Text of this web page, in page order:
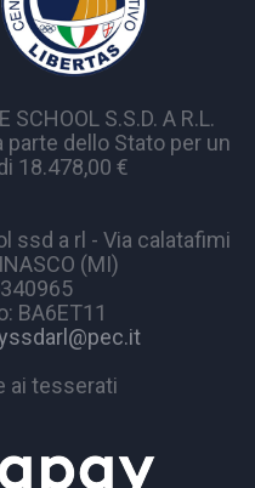
SCHOOL S.S.D. A R.L.
dello Stato per un
18.478,00 €
ssd a rl - Via calatafimi
(MI)
BA6ET11
ai tesserati